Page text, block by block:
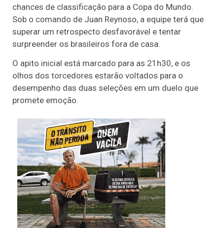
chances de classificação para a Copa do Mundo.
Sob o comando de Juan Reynoso, a equipe terá que
superar um retrospecto desfavorável e tentar
surpreender os brasileiros fora de casa.
O apito inicial está marcado para as 21h30, e os
olhos dos torcedores estarão voltados para o
desempenho das duas seleções em um duelo que
promete emoção.